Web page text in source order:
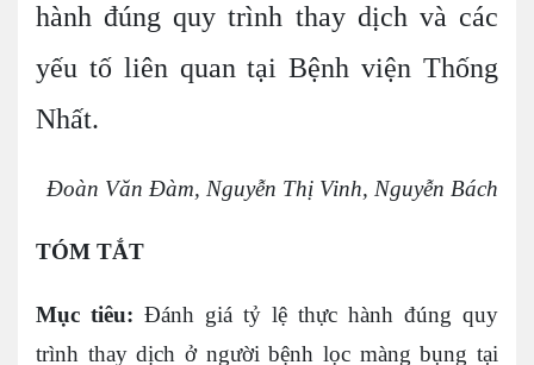
hành đúng quy trình thay dịch và các
yếu tố liên quan tại Bệnh viện Thống
Nhất.
Đoàn Văn Đàm, Nguyễn Thị Vinh, Nguyễn Bách
TÓM TẮT
Mục tiêu: Đánh giá tỷ lệ thực hành đúng quy
trình thay dịch ở người bệnh lọc màng bụng tại